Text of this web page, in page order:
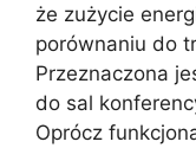
że zużycie
porównaniu do
Przeznaczona
do sal
Oprócz